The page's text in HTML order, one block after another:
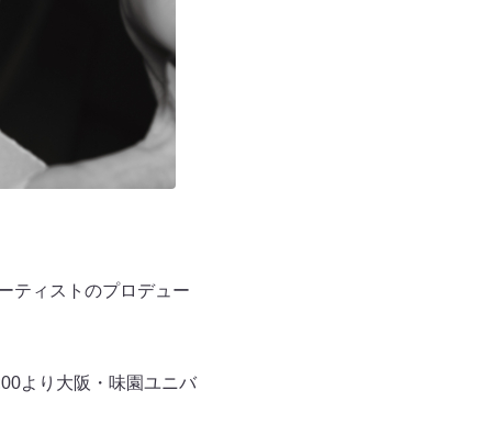
ティストのプロデュー
より大阪・味園ユニバ